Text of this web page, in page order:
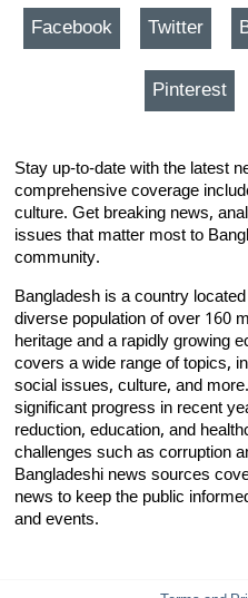
Facebook Twitter
Pinterest
Stay up-to-date with the latest
comprehensive coverage
culture. Get breaking news,
issues that matter most to
community.
Bangladesh is a country
diverse population of over 160
heritage and a rapidly growing
covers a wide range of topics,
social issues, culture, and
significant progress in recent
reduction, education, and
challenges such as corruption
Bangladeshi news sources
news to keep the public
and events.